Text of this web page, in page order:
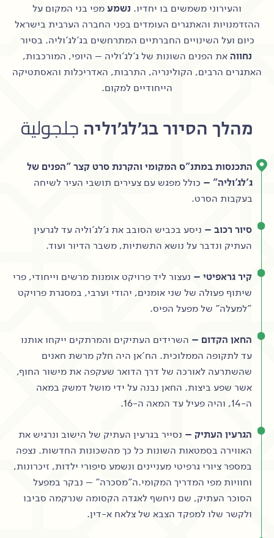
והעירוני משמשים בו יחדיו. נשמעמפי בני המקום על
ההזדמנויות והאתגרים העומדים בפני החברה הערבית בישראל
כיום ועל השינויים החברתיים המתרחשים בג'לג'וליה. בסיור
נחווה את הפנים השונות של ג'לג'וליה – היופי, המורכבות,
האתגרים הרבים, הקולינריה, התרבות, האדריכלות והאסתטיקה
הייחודיים למקום.
מהלך הסיור בג'לג'וליה جلجولية‎
התכנסות במתנ"ס המקומי והקרנת סרט קצר "הפנים של
ג'לג'וליה" – כולל מפגש עם צעירים תושבי העיר לשיחה
בעקבות הסרט.
סיור רכוב – ניסע בכביש הסובב את ג'לג'וליה עד לגרעין
העתיק ונדבר על נושא התשתיות, משבר הדיור ועוד.
קיר גראפיטי – נעצור ליד פרויקט אומנות מרשים וייחודי, פרי
שיתוף פעולה של שני אומנים, יהודי וערבי, במסגרת פרויקט
"למעלה" של מפעל הפיס.
החאן הקדום – השרידים העתיקים והמרתקים ייקחו אותנו
עד לתקופה הממלוכית. הח'אן היה חלק מרשת חאנים
שהשתרעה לאורכה של דרך הדואר שעקפה את מישור החוף,
אשר שפע ביצות. החאן נבנה על ידי מושל דמשק במאה
ה-14, והיה פעיל עד המאה ה-16.
הגרעין העתיק – נסייר בגרעין העתיק של הישוב ונרגיש את
האווירה בסמטאות השונות כל כך מהשכונות החדשות. נצפה
במספר ציורי גרפיטי מעניינים ונשמע סיפורי ילדות, זיכרונות,
וחוויות מפי המדריך המקומי.ה"מסכרה" – נבקר במפעל
הסוכר העתיק, שם ניחשף לאגדה הקסומה שנרקמה סביבו
ולקשר שלו למפקד הצבא של צלאח א-דין.